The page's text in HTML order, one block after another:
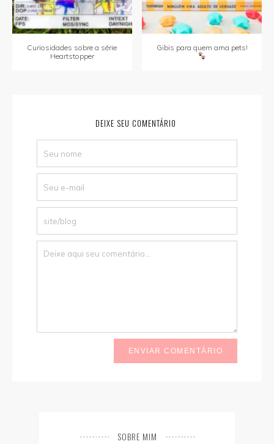
Curiosidades sobre a série
Heartstopper
Gibis para quem ama pets!
DEIXE SEU COMENTÁRIO
ENVIAR COMENTÁRIO
SOBRE MIM